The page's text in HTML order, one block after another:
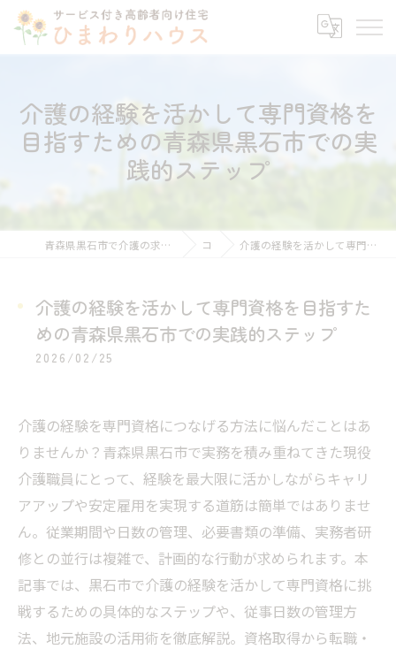
介護の経験を活かして専門資格を
目指すための青森県黒石市での実
践的ステップ
青森県黒石市で介護の求人ならサービス付き高齢者向け住宅ひまわりハウス コラム 介護の経験を活かして専門資格を目指すための青森県黒石市での実践的ステップ
介護の経験を活かして専門資格を目指すた
めの青森県黒石市での実践的ステップ
2026/02/25
介護の経験を専門資格につなげる方法に悩んだことはあ
りませんか？青森県黒石市で実務を積み重ねてきた現役
介護職員にとって、経験を最大限に活かしながらキャリ
アアップや安定雇用を実現する道筋は簡単ではありませ
ん。従業期間や日数の管理、必要書類の準備、実務者研
修との並行は複雑で、計画的な行動が求められます。本
記事では、黒石市で介護の経験を活かして専門資格に挑
戦するための具体的なステップや、従事日数の管理方
法、地元施設の活用術を徹底解説。資格取得から転職・